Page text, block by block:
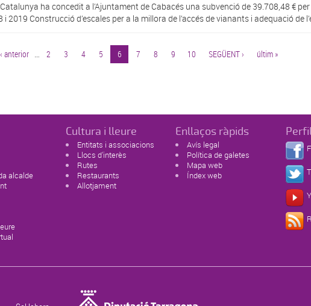
ha concedit a l’Ajuntament de Cabacés una subvenció de 39.708,48 €
Construcció d’escales per a la millora de l’accés de vianants i adequació de
‹ anterior … 2 3 4 5 6 7 8 9 10 SEGÜENT › últim »
alcalde
Cultura i lleure
Entitats i associacions
Llocs d'interès
Rutes
Restaurants
Allotjament
Enllaços ràpids
Avís legal
Política de galetes
Mapa web
Índex web